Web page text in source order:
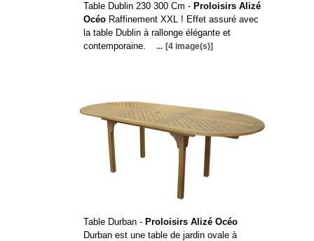
Table Dublin 230 300 Cm - Proloisirs Alizé
OcéoRaffinement XXL ! Effet assuré avec
la table Dublin à rallonge élégante et
contemporaine.
... [4 image(s)]
Table Durban - Proloisirs Alizé Océo
Durban est une table de jardin ovale à